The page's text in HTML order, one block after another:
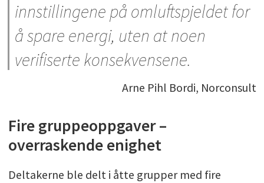
innstillingene på omluftspjeldet for
å spare energi, uten at noen
verifiserte konsekvensene.
Arne Pihl Bordi, Norconsult
Fire gruppeoppgaver –
overraskende enighet
Deltakerne ble delt i åtte grupper med fire